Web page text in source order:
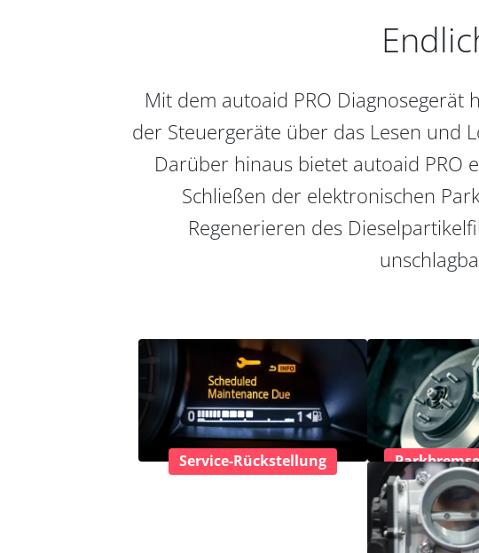
Mit dem autoaid PRO
der Steuergeräte über das Lesen und
Darüber hinaus bietet autoaid PRO
Schließen der elektronischen
Regenerieren des
Service-Rückstellung